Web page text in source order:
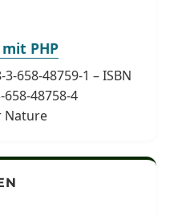
PHP
658-48759-1 – ISBN
48758-4
Nature